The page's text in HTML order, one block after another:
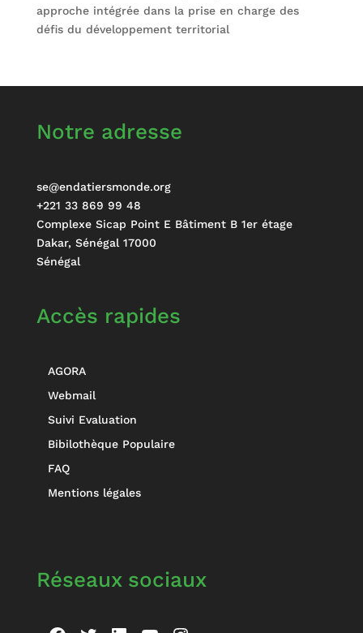
approche intégrée dans la prise en charge des
défis du développement territorial
Notre adresse
se@endatiersmonde.org
+221 33 869 99 48
Complexe Sicap Point E Bâtiment B 1er étage
Dakar, Sénégal 17000
Sénégal
Accès rapides
AGORA
Webmail
Suivi Evaluation
Bibilothèque Populaire
FAQ
Mentions légales
Réseaux sociaux